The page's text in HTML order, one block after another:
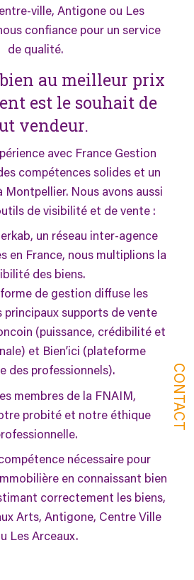
CONTACT
ville, Antigone ou Les
confiance pour un service
de qualité.
au meilleur prix
est le souhait de
vendeur.
avec France Gestion
compétences solides et un
Montpellier. Nous avons aussi
de visibilité et de vente :
un réseau inter-agence
en France, nous multiplions la
des biens.
de gestion diffuse les
principaux supports de vente
(puissance, crédibilité et
et Bien’ici (plateforme
des professionnels).
membres de la FNAIM,
probité et notre éthique
nécessaire pour
en connaissant bien
correctement les biens,
Arts, Antigone, Centre Ville
Les Arceaux.